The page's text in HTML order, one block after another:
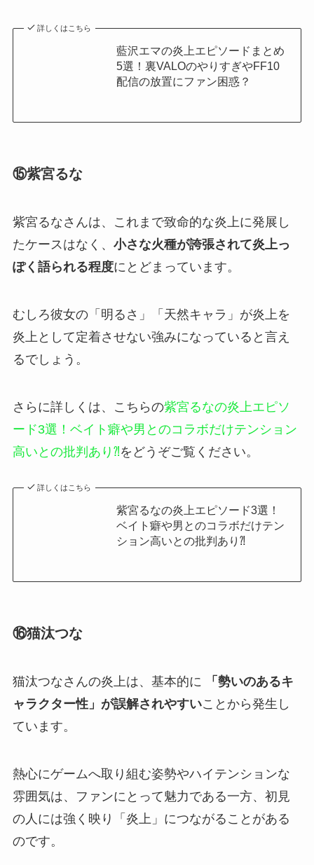
詳しくはこちら
藍沢エマの炎上エピソードまとめ
5選！裏VALOのやりすぎやFF10
配信の放置にファン困惑？
⑮紫宮るな
紫宮るなさんは、これまで致命的な炎上に発展し
たケースはなく、 小さな火種が誇張されて炎上っ
ぽく語られる程度にとどまっています。
むしろ彼女の「明るさ」「天然キャラ」が炎上を
炎上として定着させない強みになっていると言え
るでしょう。
さらに詳しくは、こちらの紫宮るなの炎上エピソ
ード3選！ベイト癖や男とのコラボだけテンション
高いとの批判あり⁈をどうぞご覧ください。
詳しくはこちら
紫宮るなの炎上エピソード3選！
ベイト癖や男とのコラボだけテン
ション高いとの批判あり⁈
⑯猫汰つな
猫汰つなさんの炎上は、基本的に
「勢いのあるキ
ャラクター性」が誤解されやすいことから発生し
ています。
熱心にゲームへ取り組む姿勢やハイテンションな
雰囲気は、ファンにとって魅力である一方、初見
の人には強く映り「炎上」につながることがある
のです。